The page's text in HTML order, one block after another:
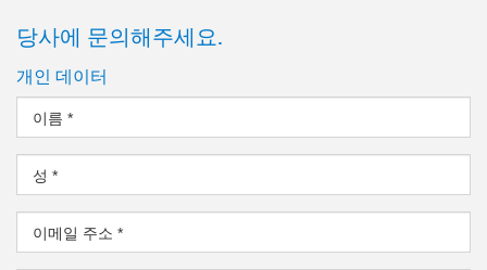
당사에 문의해주세요.
개인 데이터
이름 *
성 *
이메일 주소 *